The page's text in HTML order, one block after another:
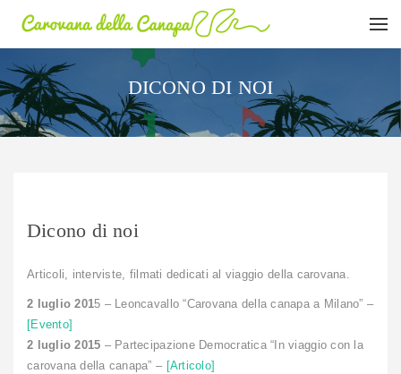
DICONO DI NOI
Dicono di noi
Articoli, interviste, filmati dedicati al viaggio della carovana.
2 luglio 2015 – Leoncavallo “Carovana della canapa a Milano” –
[Evento]
2 luglio 2015 – Partecipazione Democratica “In viaggio con la
carovana della canapa” – [Articolo]